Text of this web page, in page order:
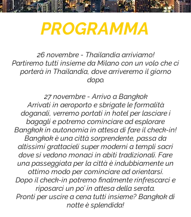
PROGRAMMA
26 novembre - Thailandia arriviamo!
Partiremo tutti insieme da Milano con un volo che ci
porterà in Thailandia, dove arriveremo il giorno
dopo.
27 novembre - Arrivo a Bangkok
Arrivati in aeroporto e sbrigate le formalità
doganali, verremo portati in hotel per lasciare i
bagagli e potremo cominciare ad esplorare
Bangkok in autonomia in attesa di fare il check-in!
Bangkok è una città sorprendente, passa da
altissimi grattacieli super moderni a templi sacri
dove si vedono monaci in abiti tradizionali. Fare
una passeggiata per la città è indubbiamente un
ottimo modo per cominciare ad orientarsi.
Dopo il check-in potremo finalmente rinfrescarci e
riposarci un po’ in attesa della serata.
Pronti per uscire a cena tutti insieme? Bangkok di
notte è splendida!